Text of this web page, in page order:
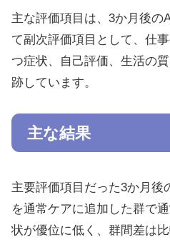
主な評価項目は、3か月後の
て副次評価項目として、仕
つ症状、自己評価、生活の
跡しています。
主な結果
主要評価項目だった3か月後
を通常ケアに追加した群で
状が優位に低く、群間差は